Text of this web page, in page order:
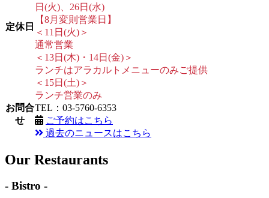
定休日
日(火)、26日(水)
【8月変則営業日】
＜11日(火)＞
通常営業
＜13日(木)・14日(金)＞
ランチはアラカルトメニューのみご提供
＜15日(土)＞
ランチ営業のみ
お問合
せ
TEL：03-5760-6353
ご予約はこちら
過去のニュースはこちら
Our Restaurants
- Bistro -